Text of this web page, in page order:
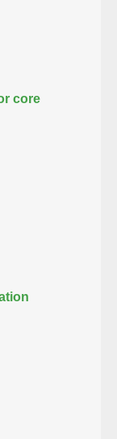
core